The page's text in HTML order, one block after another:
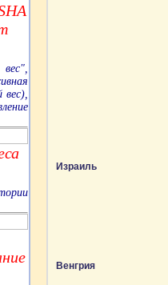
Израиль
Венгрия